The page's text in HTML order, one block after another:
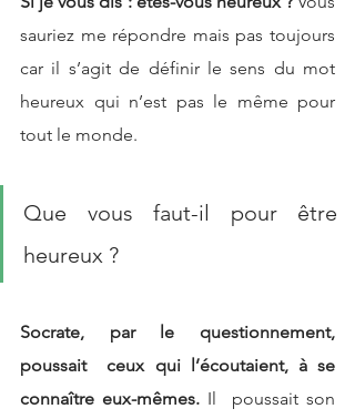
sauriez me répondre mais pas toujours
car il s’agit de définir le sens du mot
heureux qui n’est pas le même pour
tout le monde.
Que vous faut-il pour être
heureux ?
Socrate, par le questionnement,
poussait  ceux qui l’écoutaient, à se
connaître eux-mêmes. Il
poussait son